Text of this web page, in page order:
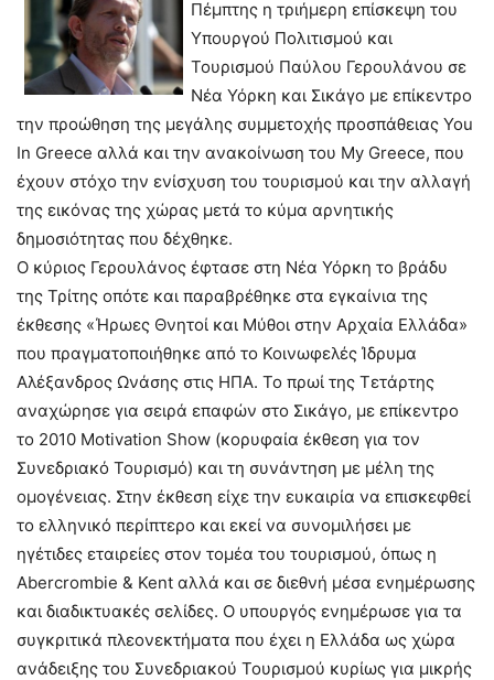
Πέμπτης η τριήμερη επίσκεψη του
Υπουργού Πολιτισμού και
Τουρισμού Παύλου Γερουλάνου σε
Νέα Υόρκη και Σικάγο με επίκεντρο
την προώθηση της μεγάλης συμμετοχής προσπάθειας You
In Greece αλλά και την ανακοίνωση του My Greece, που
έχουν στόχο την ενίσχυση του τουρισμού και την αλλαγή
της εικόνας της χώρας μετά το κύμα αρνητικής
δημοσιότητας που δέχθηκε.
Ο κύριος Γερουλάνος έφτασε στη Νέα Υόρκη το βράδυ
της Τρίτης οπότε και παραβρέθηκε στα εγκαίνια της
έκθεσης «Ήρωες Θνητοί και Μύθοι στην Αρχαία Ελλάδα»
που πραγματοποιήθηκε από το Κοινωφελές Ίδρυμα
Αλέξανδρος Ωνάσης στις ΗΠΑ. Το πρωί της Τετάρτης
αναχώρησε για σειρά επαφών στο Σικάγο, με επίκεντρο
το 2010 Motivation Show (κορυφαία έκθεση για τον
Συνεδριακό Τουρισμό) και τη συνάντηση με μέλη της
ομογένειας. Στην έκθεση είχε την ευκαιρία να επισκεφθεί
το ελληνικό περίπτερο και εκεί να συνομιλήσει με
ηγέτιδες εταιρείες στον τομέα του τουρισμού, όπως η
Abercrombie & Kent αλλά και σε διεθνή μέσα ενημέρωσης
και διαδικτυακές σελίδες. Ο υπουργός ενημέρωσε για τα
συγκριτικά πλεονεκτήματα που έχει η Ελλάδα ως χώρα
ανάδειξης του Συνεδριακού Τουρισμού κυρίως για μικρής